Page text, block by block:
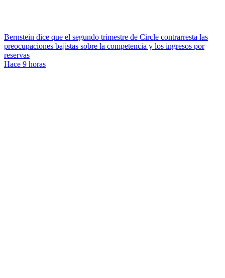
Bernstein dice que el segundo trimestre de Circle contrarresta las
preocupaciones bajistas sobre la competencia y los ingresos por
reservas
Hace 9 horas